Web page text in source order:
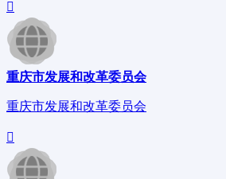
重庆市发展和改革委员会
重庆市发展和改革委员会